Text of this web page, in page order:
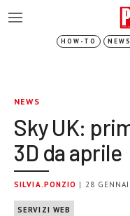
HOW-TO NEWS
NEWS
Sky UK:
3D da aprile
SILVIA.PONZIO | 28
SERVIZI WEB